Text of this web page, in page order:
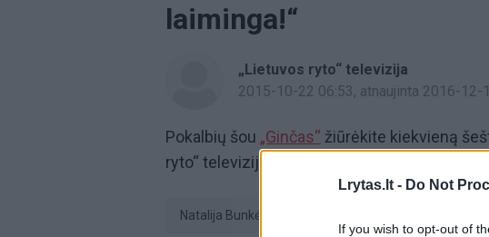
Lrytas.lt - Do Not
If you wish to opt-out of
laiminga!“
„Lietuvos ryto“ televizija
2015-10-22 06:53, atnaujinta 2016-12-
Pokalbių šou „Ginčas“ žiūrėkite kiekvieną
ryto“ televiziją.
Natalija Bunkė